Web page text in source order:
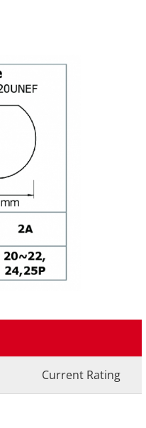
Current Rating